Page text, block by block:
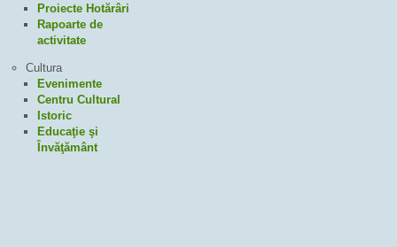
Proiecte Hotărâri
Rapoarte de
activitate
Cultura
Evenimente
Centru Cultural
Istoric
Educaţie şi
Învăţământ